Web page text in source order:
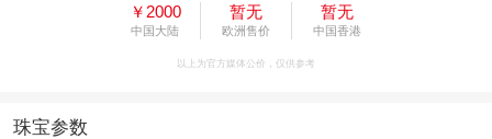
￥2000
中国大陆
暂无
欧洲售价
暂无
中国香港
以上为官方媒体公价，仅供参考
珠宝参数